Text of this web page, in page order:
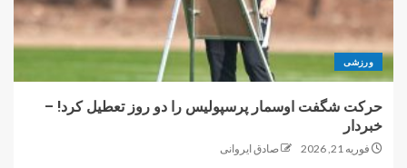
ورزشی
حرکت شگفت اوسمار پرسپولیس را دو روز تعطیل کرد! –
خبردار
فوریه 21, 2026 صادق ایروانی